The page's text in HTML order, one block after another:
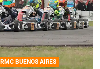
RMC BUENOS AIRES